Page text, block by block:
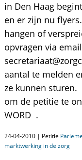
in Den Haag
en er zijn nu
hangen of
opvragen via
aantal te melden
ze kunnen
om de petitie te
WORD .
24-04-2010 | Petitie
marktwerking in de zorg